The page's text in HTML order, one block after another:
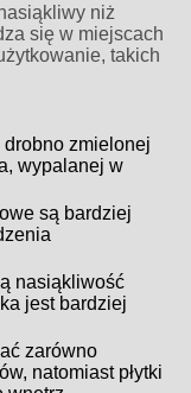
niż
się w miejscach
takich
zmielonej
wypalanej w
są bardziej
nasiąkliwość
jest bardziej
zarówno
natomiast płytki